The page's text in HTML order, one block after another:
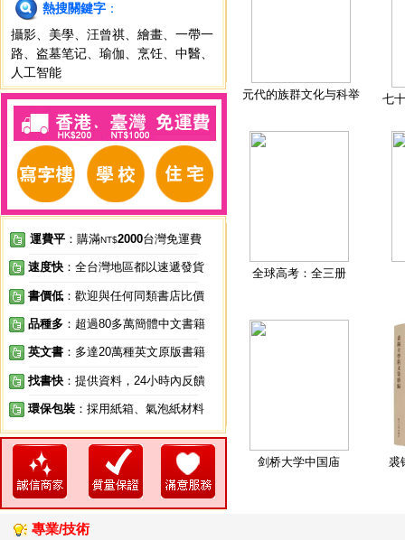
熱搜關鍵字 ：
攝影
美學 汪曾祺 繪畫
一帶一
路
盗墓笔记 瑜伽 烹饪 中醫
人工智能
運費平 ：購滿NT$2000台灣免運費
速度快 ：全台灣地區都以速遞發貨
書價低 ：歡迎與任何同類書店比價
品種多 ：超過80多萬簡體中文書籍
英文書 ：多達20萬種英文原版書籍
找書快 ：提供資料，24小時內反饋
環保包裝 ：採用紙箱、氣泡紙材料
元代的族群文化与科举 七
全球高考：全三册
剑桥大学中国庙 裘
專業/技術